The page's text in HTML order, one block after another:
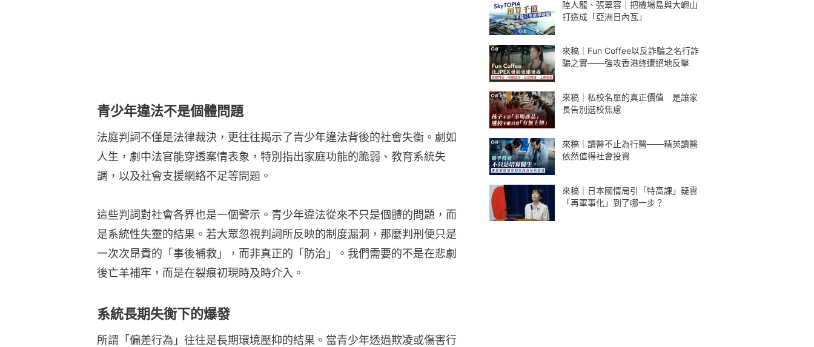
青少年違法不是個體問題
法庭判詞不僅是法律裁決，更往往揭示了青少年違法背後的社會失衡。劇如
人生，劇中法官能穿透案情表象，特別指出家庭功能的脆弱、教育系統失
調，以及社會支援網絡不足等問題。
這些判詞對社會各界也是一個警示。青少年違法從來不只是個體的問題，而
是系統性失靈的結果。若大眾忽視判詞所反映的制度漏洞，那麼判刑便只是
一次次昂貴的「事後補救」，而非真正的「防治」。我們需要的不是在悲劇
後亡羊補牢，而是在裂痕初現時及時介入。
系統長期失衡下的爆發
所謂「偏差行為」往往是長期環境壓抑的結果。當青少年透過欺凌或傷害行
陸人龍、張翠容｜把機場島與大嶼山
打造成「亞洲日內瓦」
來稿｜Fun Coffee以反詐騙之名行詐
騙之實——強攻香港終遭絕地反擊
來稿｜私校名單的真正價值 是讓家
長告別選校焦慮
來稿｜讀醫不止為行醫——精英讀醫
依然值得社會投資
來稿｜日本國情局引「特高課」疑雲
「再軍事化」到了哪一步？